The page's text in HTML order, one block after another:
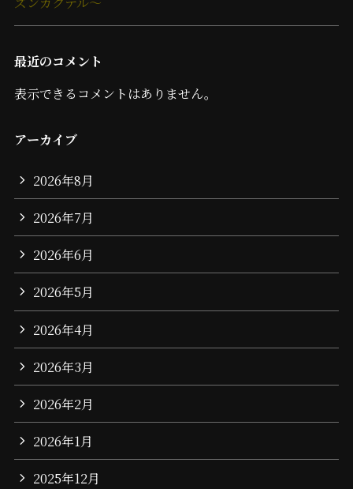
最近のコメント
表示できるコメントはありません。
アーカイブ
2026年8月
2026年7月
2026年6月
2026年5月
2026年4月
2026年3月
2026年2月
2026年1月
2025年12月